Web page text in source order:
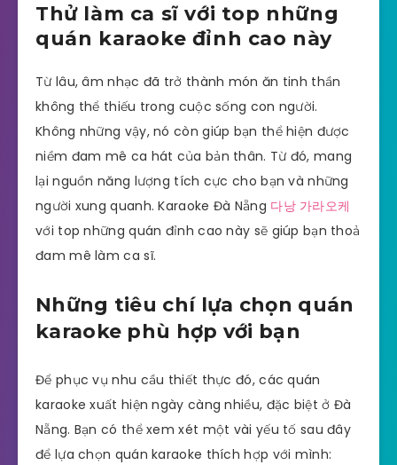
Thử làm ca sĩ với top những
quán karaoke đỉnh cao này
Từ lâu, âm nhạc đã trở thành món ăn tinh thần
không thể thiếu trong cuộc sống con người.
Không những vậy, nó còn giúp bạn thể hiện được
niềm đam mê ca hát của bản thân. Từ đó, mang
lại nguồn năng lượng tích cực cho bạn và những
người xung quanh. Karaoke Đà Nẵng 다낭 가라오케
với top những quán đỉnh cao này sẽ giúp bạn thoả
đam mê làm ca sĩ.
Những tiêu chí lựa chọn quán
karaoke phù hợp với bạn
Để phục vụ nhu cầu thiết thực đó, các quán
karaoke xuất hiện ngày càng nhiều, đặc biệt ở Đà
Nẵng. Bạn có thể xem xét một vài yếu tố sau đây
để lựa chọn quán karaoke thích hợp với mình: